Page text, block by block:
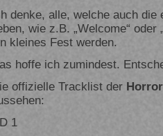
denke, alle, welche auch
wie z.B. „Welcome“ oder
kleines Fest werden.
hoffe ich zumindest.
offizielle Tracklist der
1